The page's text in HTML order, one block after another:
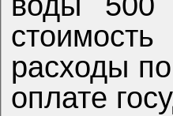
расходы
оплате